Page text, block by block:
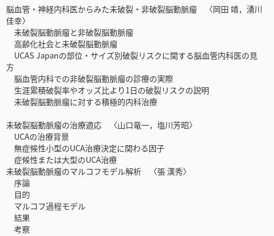
脳血管・神経内科医からみた未破裂・非破裂脳動脈瘤 〈岡田 靖，湧川
佳幸〉
未破裂脳動脈瘤と非破裂脳動脈瘤
高齢化社会と未破裂脳動脈瘤
UCAS Japanの部位・サイズ別破裂リスクに関する脳血管内科医の見
方
脳血管内科での非破裂脳動脈瘤の診療の実際
生涯累積破裂率やオッズ比より1日の破裂リスクの説明
未破裂脳動脈瘤に対する積極的内科治療
未破裂脳動脈瘤の治療適応 〈山口竜一，塩川芳昭〉
UCAの治療背景
無症候性小型のUCA治療決定に関わる因子
症候性または大型のUCA治療
未破裂脳動脈瘤のマルコフモデル解析 〈張 漢秀〉
序論
目的
マルコフ過程モデル
結果
考察